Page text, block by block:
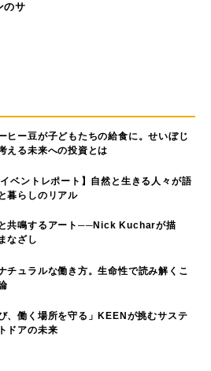
のサ
ヒー豆が子どもたちの給食に。せいぼじ
える未来への投資とは
イベントレポート】自然と生きる人々が語
暮らしのリアル
共鳴するアート──Nick Kucharが描
なざし
チュラルな働き方。生命性で読み解くこ
、働く場所を守る」KEENが挑むサステ
ドアの未来